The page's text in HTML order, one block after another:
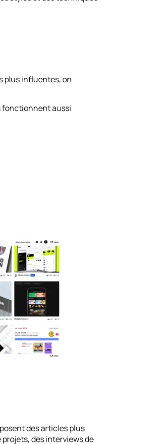
plus influentes, on
fonctionnent aussi
des articles plus
des interviews de